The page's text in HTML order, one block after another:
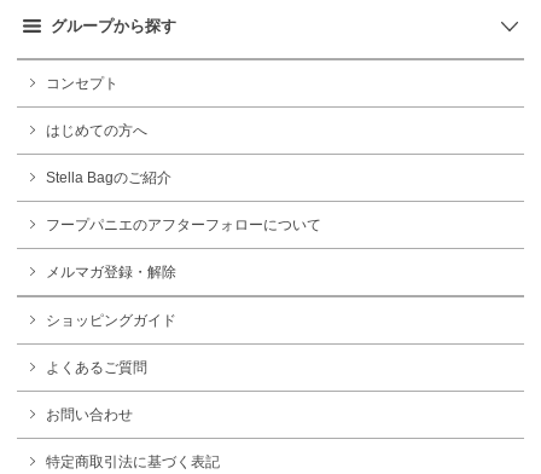
グループから探す
コンセプト
はじめての方へ
Stella Bagのご紹介
フープパニエのアフターフォローについて
メルマガ登録・解除
ショッピングガイド
よくあるご質問
お問い合わせ
特定商取引法に基づく表記